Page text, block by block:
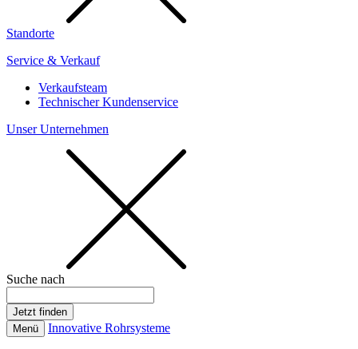
Standorte
Service & Verkauf
Verkaufsteam
Technischer Kundenservice
Unser Unternehmen
Suche nach
Menü Innovative Rohrsysteme